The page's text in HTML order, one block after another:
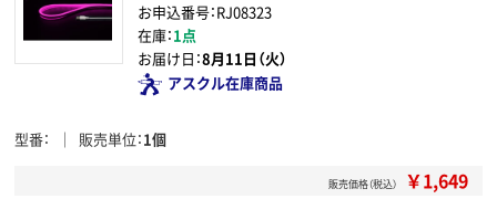
お申込番号：RJ08323
在庫：1点
お届け日：8月11日（火）
アスクル在庫商品
型番 販売単位 1個
販売価格（税込） ￥1,649